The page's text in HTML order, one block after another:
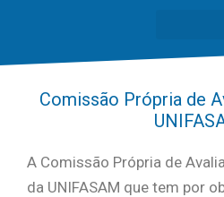
Comissão Própria de
A Comissão Própria de
da UNIFASAM que tem por